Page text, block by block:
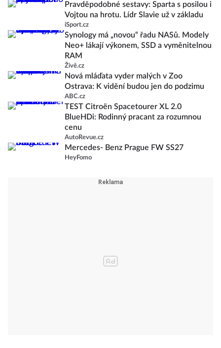
Pravděpodobné sestavy: Sparta s posilou i
Vojtou na hrotu. Lídr Slavie už v základu
iSport.cz
Synology má „novou“ řadu NASů. Modely
Neo+ lákají výkonem, SSD a vyměnitelnou
RAM
Živě.cz
Nová mláďata vyder malých v Zoo
Ostrava: K vidění budou jen do podzimu
ABC.cz
TEST Citroën Spacetourer XL 2.0
BlueHDi: Rodinný pracant za rozumnou
cenu
AutoRevue.cz
Mercedes- Benz Prague FW SS27
HeyFomo